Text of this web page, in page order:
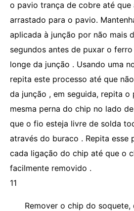
o pavio trança de cobre até
arrastado para o pavio.
aplicada à junção por não mais
segundos antes de puxar o
longe da junção . Usando uma
repita este processo até que
da junção , em seguida, repita o
mesma perna do chip no lado
que o fio esteja livre de solda
através do buraco . Repita esse
cada ligação do chip até que o
facilmente removido .
11
Remover o chip do soquete,